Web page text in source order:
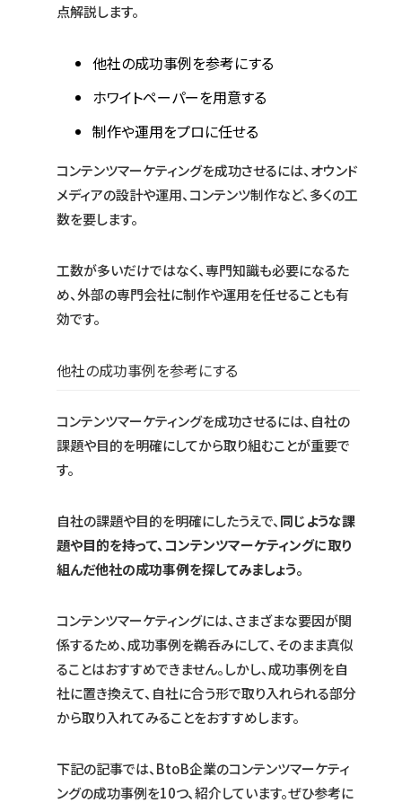
点解説します。
他社の成功事例を参考にする
ホワイトペーパーを用意する
制作や運用をプロに任せる
コンテンツマーケティングを成功させるには、オウンド
メディアの設計や運用、コンテンツ制作など、多くの工
数を要します。
工数が多いだけではなく、専門知識も必要になるた
め、外部の専門会社に制作や運用を任せることも有
効です。
他社の成功事例を参考にする
コンテンツマーケティングを成功させるには、自社の
課題や目的を明確にしてから取り組むことが重要で
す。
自社の課題や目的を明確にしたうえで、同じような課
題や目的を持って、コンテンツマーケティングに取り
組んだ他社の成功事例を探してみましょう。
コンテンツマーケティングには、さまざまな要因が関
係するため、成功事例を鵜呑みにして、そのまま真似
ることはおすすめできません。しかし、成功事例を自
社に置き換えて、自社に合う形で取り入れられる部分
から取り入れてみることをおすすめします。
下記の記事では、BtoB企業のコンテンツマーケティ
ングの成功事例を10つ、紹介しています。ぜひ参考に